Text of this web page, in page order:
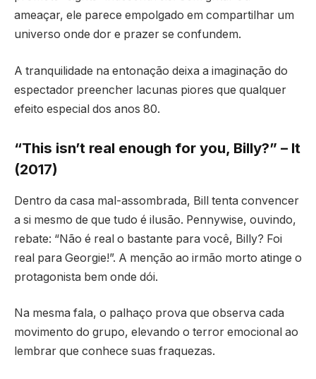
ameaçar, ele parece empolgado em compartilhar um
universo onde dor e prazer se confundem.
A tranquilidade na entonação deixa a imaginação do
espectador preencher lacunas piores que qualquer
efeito especial dos anos 80.
“This isn’t real enough for you, Billy?” – It
(2017)
Dentro da casa mal-assombrada, Bill tenta convencer
a si mesmo de que tudo é ilusão. Pennywise, ouvindo,
rebate: “Não é real o bastante para você, Billy? Foi
real para Georgie!”. A menção ao irmão morto atinge o
protagonista bem onde dói.
Na mesma fala, o palhaço prova que observa cada
movimento do grupo, elevando o terror emocional ao
lembrar que conhece suas fraquezas.